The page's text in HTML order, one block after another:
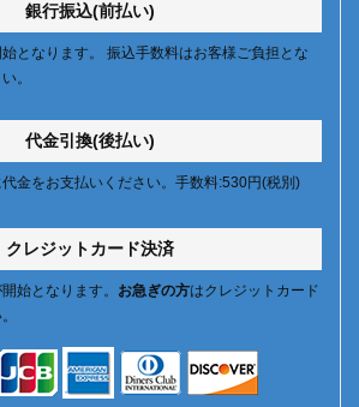
銀行振込(前払い)
となります。 振込手数料はお客様ご負担とな
。
代金引換(後払い)
金をお支払いください。手数料:530円(税別)
クレジットカード決済
始となります。 お急ぎの方はクレジットカード